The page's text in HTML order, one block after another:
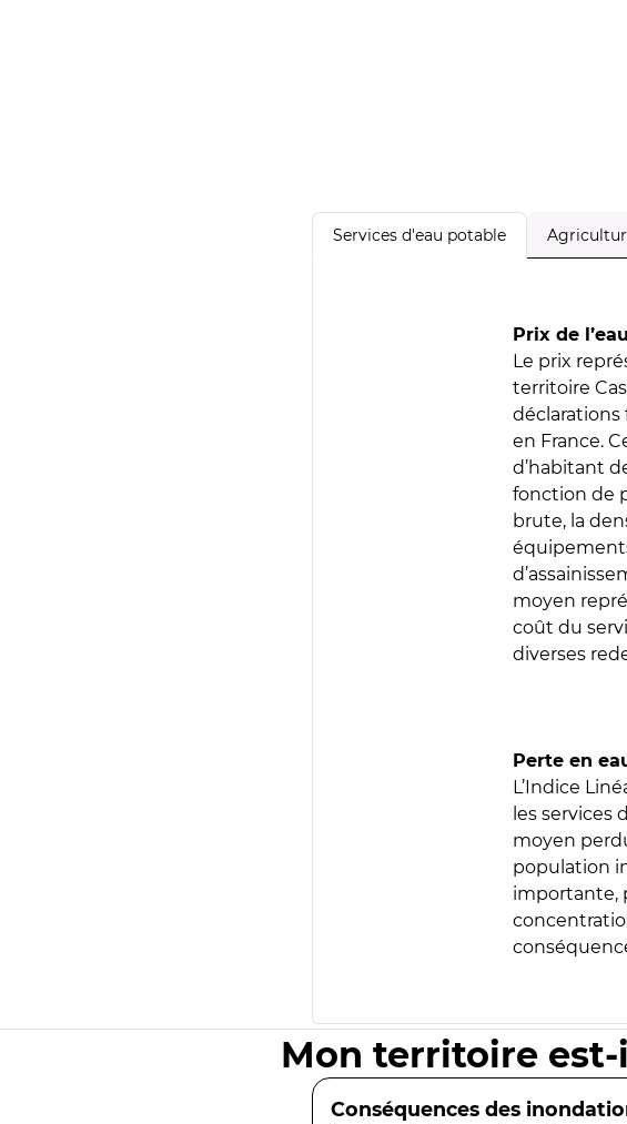
Services d'eau potable
Prix de l’eau
Le prix
territoire
déclarations
en France.
d’habitant
fonction de
brute, la
moyen
coût du
diverses
Perte en
L’Indice
les services
moyen
population
importante,
Mon territoire
Conséquences des